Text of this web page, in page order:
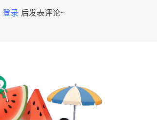
登录 后发表评论~